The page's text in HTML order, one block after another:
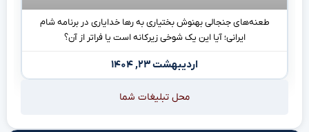
طعنه‌های جنجالی بهنوش بختیاری به رها خدایاری در برنامه شام
ایرانی؛ آیا این یک شوخی زیرکانه است یا فراتر از آن؟
اردیبهشت ۲۳, ۱۴۰۴
محل تبلیغات شما